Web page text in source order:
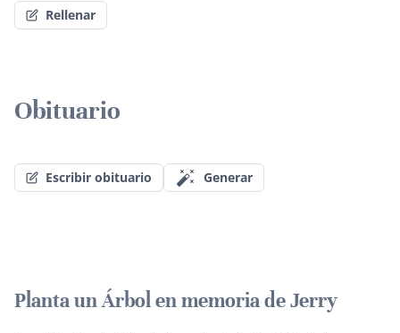
Rellenar
Obituario
Escribir obituario Generar
Planta un Árbol en memoria de Jerry